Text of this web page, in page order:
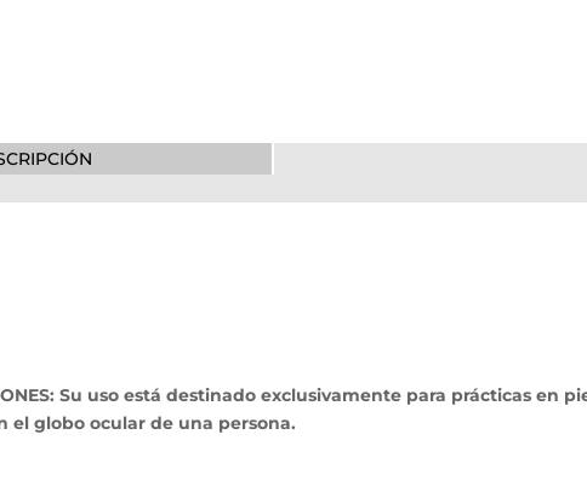
Su uso está destinado exclusivamente para prácticas
el globo ocular de una persona.